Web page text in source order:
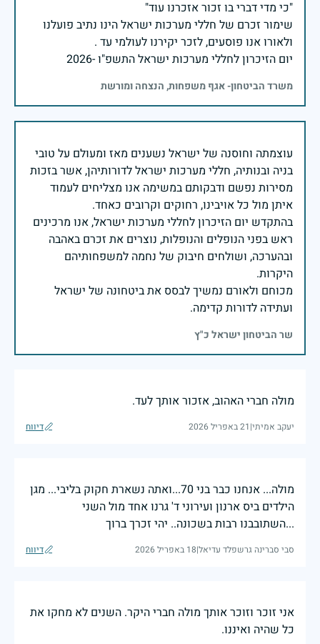
שימור זכרם של חללי מערכות ישראל הינו נתיב פועלנו
יום הזיכרון לחללי מערכות ישראל התשפ"ו -2026
משרד הביטחון- אגף משפחות, הנצחה ומורשת
עוצמתה וחוסנה של ישראל נשענים מאז ומעולם על טובי
בניה ובנותיה, חללי מערכות ישראל לדורותיהן, אשר בזכות
מסירות נפשם ודבקותם במשימה אנו מצליחים לעמוד
בהתקדש יום הזיכרון לחללי מערכות ישראל, אנו מרכינים
ראש בפני הנופלים והנופלות, נוצרים את זכרם באהבה
ובהערכה, ושולחים חיבוק של נחמה למשפחותיהם
מכוחם ולאורם נמשיך לבסס את ביטחונה של ישראל
ועתידה לדורות קדימה.
שר הביטחון ישראל כ"ץ
מולה חברי האהוב, אזכור אותך לעד.
יעקב אמיתי|21 באפריל 2026 דיווח
מולה... אנחנו כבר בני 70...ואתה נשארת חקוק בליבי... מגן
הילדים ביס ארנון ועירוני ד' גרנו אחד מול השני
...השתובבנו רבות בשכונה.. יהי זכרך ברוך
סבי סברינה גרשפלד עדיאל|18 באפריל 2026 דיווח
אני זוכר וזוכר אותך מולה חברי היקר. השנים לא מחקו את
כל שהיה ואיננו.